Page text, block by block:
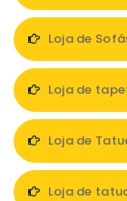
Loja de
Loja de
Loja de
Loja de